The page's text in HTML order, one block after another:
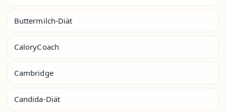
Buttermilch-Diät
CaloryCoach
Cambridge
Candida-Diät